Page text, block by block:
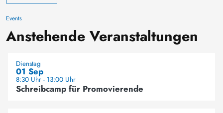
Events
Anstehende Veranstaltungen
Dienstag
01 Sep
8:30 Uhr - 13:00 Uhr
Schreibcamp für Promovierende